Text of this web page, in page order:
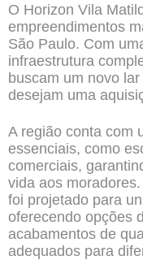
O Horizon Vila
empreendimentos
São Paulo. Com
infraestrutura
buscam um novo
desejam uma
A região conta com
essenciais, como
comerciais,
vida aos
foi projetado para
oferecendo opções
acabamentos de
adequados para